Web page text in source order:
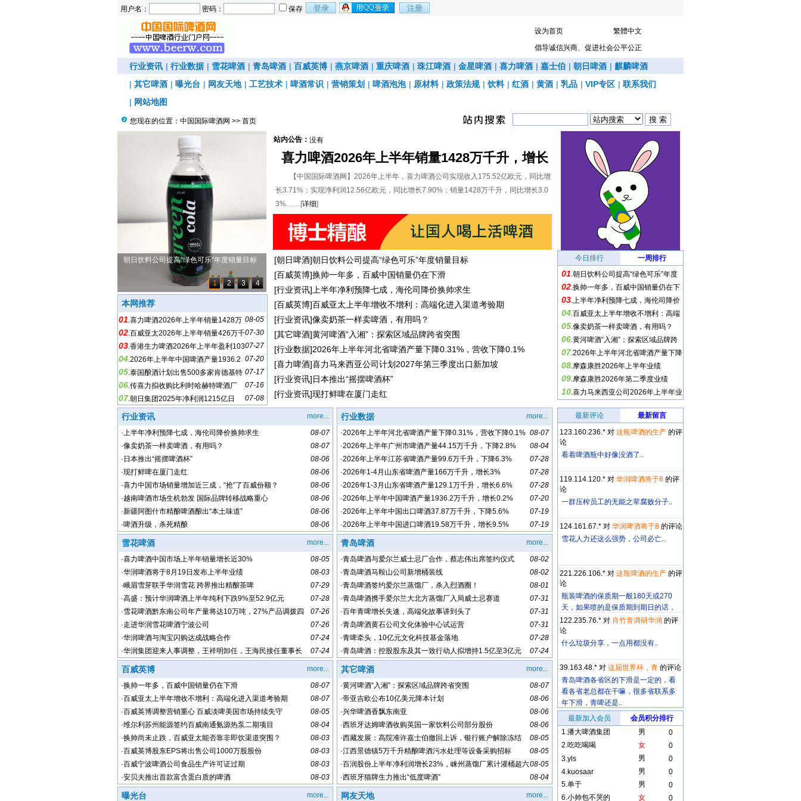
用户名： 密码： 保存
设为首页
繁體中文
倡导诚信兴商、促进社会公平公正
行业资讯 | 行业数据 | 雪花啤酒 | 青岛啤酒 | 百威英博 | 燕京啤酒 | 重庆啤酒 | 珠江啤酒 | 金星啤酒 | 喜力啤酒 | 嘉士伯 | 朝日啤酒 | 麒麟啤酒
| 其它啤酒 | 曝光台 | 网友天地 | 工艺技术 | 啤酒常识 | 营销策划 | 啤酒泡泡 | 原材料 | 政策法规 | 饮料 | 红酒 | 黄酒 | 乳品 | VIP专区 | 联系我们
| 网站地图
您现在的位置： 中国国际啤酒网 >> 首页
日本推出“摇摆啤酒杯” 西班牙猫牌生力推出“低度啤酒” 摩森康胜卡林啤酒酒精度从4%降至3.4%
朝日饮料公司提高“绿色可乐”年度销量目标 日本推出“摇摆啤酒杯” 西班牙猫牌生力推出“低度啤酒” 摩森康胜卡林啤酒酒精度从4%降至3.4%
1 2 3 4
本网推荐
08-05
01.喜力啤酒2026年上半年销量1428万
千升，增长3%
07-30
02.百威亚太2026年上半年销量426万千
升，下降2.3%
07-27
03.香港生力啤酒2026年上半年盈利103
4万港元，下降79%
07-20
04.2026年上半年中国啤酒产量1936.2
万千升，增长0.2%
07-17
05.泰国酿酒计划出售500多家肯德基特
许经营店
07-16
06.传喜力拟收购比利时哈赫特啤酒厂
07-08
07.朝日集团2025年净利润1215亿日
元，下降36.7%
站内公告： 没有
喜力啤酒2026年上半年销量1428万千升，增长
3%
【中国国际啤酒网】2026年上半年，喜力啤酒公司实现收入175.52亿欧元，同比增
长3.71%；实现净利润12.56亿欧元，同比增长7.90%；销量1428万千升，同比增长3.0
3%……[详细]
[朝日啤酒]朝日饮料公司提高“绿色可乐”年度销量目标
[百威英博]换帅一年多，百威中国销量仍在下滑
[行业资讯] 上半年净利预降七成，海伦司降价换帅求生
[百威英博]百威亚太上半年增收不增利：高端化进入渠道考验期
[行业资讯]像卖奶茶一样卖啤酒，有用吗？
[其它啤酒]黄河啤酒“入湘”：探索区域品牌跨省突围
[行业数据]2026年上半年河北省啤酒产量下降0.31%，营收下降0.1%
[喜力啤酒]喜力马来西亚公司计划2027年第三季度出口新加坡
[行业资讯]日本推出“摇摆啤酒杯”
[行业资讯]现打鲜啤在厦门走红
今日排行 一周排行
01.朝日饮料公司提高“绿色可乐”年度
销量目标
02.换帅一年多，百威中国销量仍在下
滑
03.上半年净利预降七成，海伦司降价
换帅求生
04.百威亚太上半年增收不增利：高端
化进入渠道考验期
05.像卖奶茶一样卖啤酒，有用吗？
06.黄河啤酒“入湘”：探索区域品牌跨
省突围
07.2026年上半年河北省啤酒产量下降
0.31%，营收下降0.1%
08.摩森康胜2026年上半年业绩
09.摩森康胜2026年第二季度业绩
10.喜力马来西亚公司2026年上半年业
more...
行业资讯
08-07
·上半年净利预降七成，海伦司降价换帅求生
08-07
·像卖奶茶一样卖啤酒，有用吗？
08-06
· 日本推出“摇摆啤酒杯”
08-06
·现打鲜啤在厦门走红
08-06
·喜力中国市场销量增加近三成，“抢”了百威份额？
08-06
·越南啤酒市场生机勃发 国际品牌转移战略重心
08-06
·新疆阿图什市精酿啤酒酿出“本土味道”
08-06
·啤酒升级，杀死精酿
more...
行业数据
08-07
·2026年上半年河北省啤酒产量下降0.31%，营收下降0.1%
08-04
·2026年上半年广州市啤酒产量44.15万千升，下降2.8%
07-28
·2026年上半年江苏省啤酒产量99.6万千升，下降6.3%
07-28
·2026年1-4月山东省啤酒产量166万千升，增长3%
07-28
·2026年1-3月山东省啤酒产量129.1万千升，增长6.6%
07-20
·2026年上半年中国啤酒产量1936.2万千升，增长0.2%
07-19
·2026年上半年中国出口啤酒37.87万千升，下降5.6%
07-19
·2026年上半年中国进口啤酒19.58万千升，增长9.5%
more...
雪花啤酒
08-05
·喜力啤酒中国市场上半年销量增长近30%
08-03
·华润啤酒将于8月19日发布上半年业绩
07-29
·峨眉雪芽联手华润雪花 跨界推出精酿茶啤
07-28
·高盛：预计华润啤酒上半年纯利下跌9%至52.9亿元
07-26
·雪花啤酒黔东南公司年产量将达10万吨，27%产品调拨四
川
07-26
·走进华润雪花啤酒宁波公司
07-24
·华润啤酒与淘宝闪购达成战略合作
07-24
·华润集团迎来人事调整，王祥明卸任，王海民接任董事长
more...
青岛啤酒
08-02
·青岛啤酒与爱尔兰威士忌厂合作，蔡志伟出席签约仪式
08-02
·青岛啤酒马鞍山公司新增桶装线
08-01
·青岛啤酒签约爱尔兰蒸馏厂，杀入烈酒圈！
07-31
·青岛啤酒携手爱尔兰大北方蒸馏厂入局威士忌赛道
07-31
·百年青啤增长失速，高端化故事讲到头了
07-31
·青岛啤酒黄石公司文化体验中心试运营
07-28
·青啤牵头，10亿元文化科技基金落地
07-24
·青岛啤酒：控股股东及其一致行动人拟增持1.5亿至3亿元
more...
百威英博
08-07
·换帅一年多，百威中国销量仍在下滑
08-07
·百威亚太上半年增收不增利：高端化进入渠道考验期
08-05
·百威英博调整营销重心 百威淡啤美国市场持续失守
08-04
·维尔利苏州能源签约百威南通氨源热泵二期项目
08-03
·换帅尚未止跌，百威亚太能否靠非即饮渠道突围？
08-03
·百威英博股东EPS将出售公司1000万股股份
08-03
·百威宁波啤酒公司食品生产许可证过期
08-03
·安贝夫推出首款富含蛋白质的啤酒
more...
其它啤酒
08-07
·黄河啤酒“入湘”：探索区域品牌跨省突围
08-06
·帝亚吉欧公布10亿美元降本计划
08-06
·兴华啤酒香飘东南亚
08-06
·西班牙达姆啤酒收购英国一家饮料公司部分股份
08-05
·西藏发展：高院准许嘉士伯撤回上诉，银行账户解除冻结
08-05
·江西景德镇5万千升精酿啤酒污水处理等设备采购招标
08-05
·百润股份上半年净利润增长23%，崃州蒸馏厂累计灌桶超六
十万桶
08-04
·西班牙猫牌生力推出“低度啤酒”
more...
曝光台 more...
网友天地
最新评论
最新留言
123.160.236.* 对 这瓶啤酒的生产 的评
论
看着啤酒瓶中好像没酒了..
119.114.120.* 对 华润啤酒将于8 的评
论
一群压榨员工的无能之辈腐败分子..
124.161.67.* 对 华润啤酒将于8 的评论
雪花人力还这么强势，公司必亡..
221.226.106.* 对 这瓶啤酒的生产 的评
论
瓶装啤酒的保质期一般180天或270
天，如果喷的是保质期到期日的话，
这个日期明显..
122.235.76.* 对 肖竹青调研华润 的评
论
什么垃圾分享，一点用都没有..
39.163.48.* 对 这届世界杯，青 的评论
青岛啤酒各省区的下滑是一定的，看
看各省老总都在干嘛，很多省联系多
年下滑，青啤还是..
最新加入会员
会员积分排行
1.潘大啤酒集团 男
0
2.吃吃喝喝 女
0
3.yls 男
0
4.kuosaar 男
0
5.单于 男
0
6.小帅包不哭的 女 0